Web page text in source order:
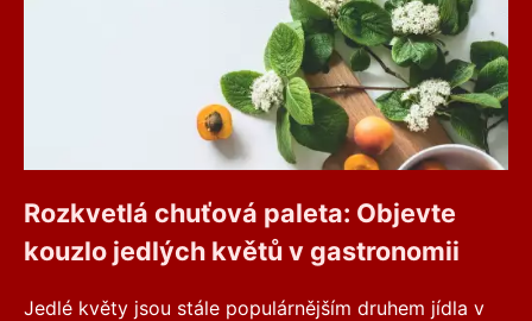
Rozkvetlá chuťová paleta: Objevte
kouzlo jedlých květů v gastronomii
Jedlé květy jsou stále populárnějším druhem jídla v